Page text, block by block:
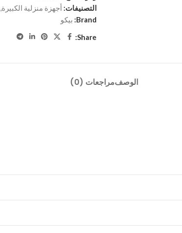
التصنيفات: أجهزة منزلية الكبيرة,
Brand: بيكو
Share:
الوصفمراجعات (0)